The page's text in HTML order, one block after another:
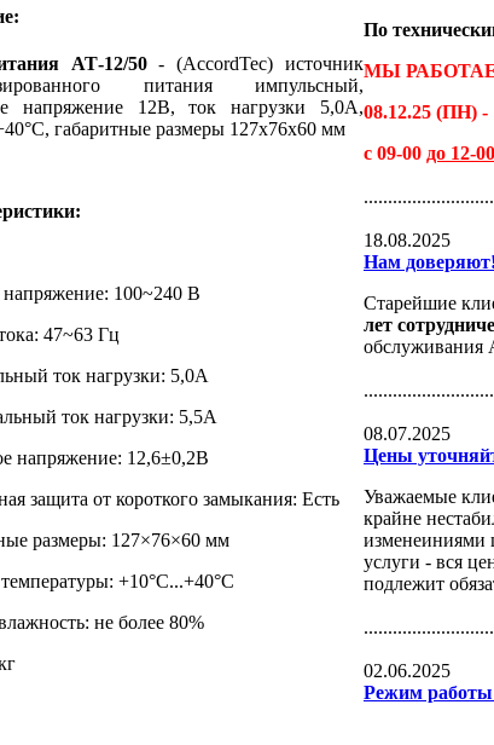
АТ-12/50- (AccordTec) источник
питания импульсный,
напряжение 12В, ток нагрузки 5,0А,
габаритные размеры 127х76х60 мм
100~240 В
47~63 Гц
ток нагрузки: 5,0А
ток нагрузки: 5,5А
напряжение: 12,6±0,2В
защита от короткого замыкания: Есть
размеры: 127×76×60 мм
+10°C...+40°C
не более 80%
По
МЫ
08.12.25 (ПН) -
с 09-00 до 12-00
18.08.2025
Нам доверяют!
Старейшие
лет
08.07.2025
Цены
Уважаемые
крайне
изменеиниями
услуги - вся
подлежит
02.06.2025
Режим работы